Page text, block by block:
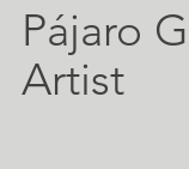
Pájaro
Artist